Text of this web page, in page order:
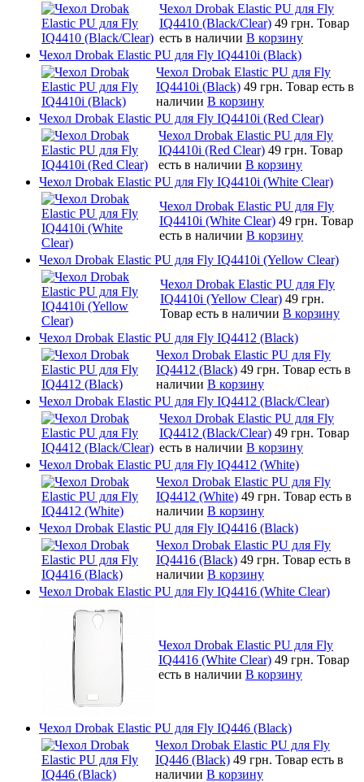
Чехол Drobak Elastic PU для Fly
IQ4410 (Black/Clear) 49 грн. Товар
есть в наличии В корзину
Чехол Drobak Elastic PU для Fly IQ4410i (Black)
Чехол Drobak Elastic PU для Fly
IQ4410i (Black) 49 грн. Товар есть в
наличии В корзину
Чехол Drobak Elastic PU для Fly IQ4410i (Red Clear)
Чехол Drobak Elastic PU для Fly
IQ4410i (Red Clear) 49 грн. Товар
есть в наличии В корзину
Чехол Drobak Elastic PU для Fly IQ4410i (White Clear)
Чехол Drobak Elastic PU для Fly
IQ4410i (White Clear) 49 грн. Товар
есть в наличии В корзину
Чехол Drobak Elastic PU для Fly IQ4410i (Yellow Clear)
Чехол Drobak Elastic PU для Fly
IQ4410i (Yellow Clear) 49 грн.
Товар есть в наличии В корзину
Чехол Drobak Elastic PU для Fly IQ4412 (Black)
Чехол Drobak Elastic PU для Fly
IQ4412 (Black) 49 грн. Товар есть в
наличии В корзину
Чехол Drobak Elastic PU для Fly IQ4412 (Black/Clear)
Чехол Drobak Elastic PU для Fly
IQ4412 (Black/Clear) 49 грн. Товар
есть в наличии В корзину
Чехол Drobak Elastic PU для Fly IQ4412 (White)
Чехол Drobak Elastic PU для Fly
IQ4412 (White) 49 грн. Товар есть в
наличии В корзину
Чехол Drobak Elastic PU для Fly IQ4416 (Black)
Чехол Drobak Elastic PU для Fly
IQ4416 (Black) 49 грн. Товар есть в
наличии В корзину
Чехол Drobak Elastic PU для Fly IQ4416 (White Clear)
Чехол Drobak Elastic PU для Fly
IQ4416 (White Clear) 49 грн. Товар
есть в наличии В корзину
Чехол Drobak Elastic PU для Fly IQ446 (Black)
Чехол Drobak Elastic PU для Fly
IQ446 (Black) 49 грн. Товар есть в
наличии В корзину